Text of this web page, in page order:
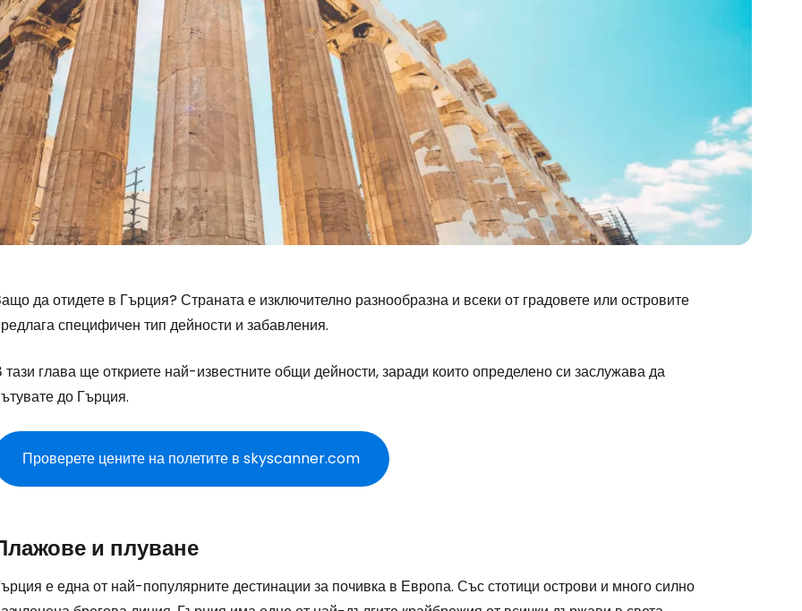
да отидете в Гърция? Страната е изключително разнообразна и всеки от градовете или островите
специфичен тип дейности и забавления.
тази глава ще откриете най-известните общи дейности, заради които определено си заслужава да
до Гърция.
Проверете цените на полетите в skyscanner.com
и плуване
е една от най-популярните дестинации за почивка в Европа. Със стотици острови и много силно